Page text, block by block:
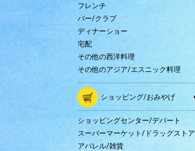
フレンチ
バー/クラブ
ディナーショー
宅配
その他の西洋料理
その他のアジア/エスニック料理
ショッピング/おみやげ
ショッピングセンター/デパート
スーパーマーケット/ドラッグストア
アパレル/雑貨